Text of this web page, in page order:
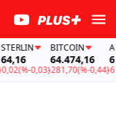
(%-0,03)
BITCOIN
64.474,16
-281,70(%-0,44)-6,78